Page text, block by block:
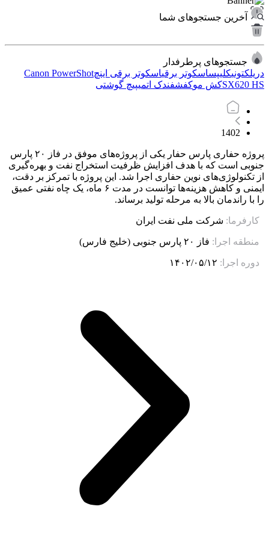
آخرین جستجوهای شما
جستجوهای پرطرفدار
دریلکتونیکلیپساسکوتر برقیاسکوتر برقی اینچCanon PowerShot
SX620 HSکش موکفشفندک اتمیپیچ گوشتی
1402
پروژه حفاری پارس حفار یکی از پروژه‌های موفق در فاز ۲۰ پارس
جنوبی است که با هدف افزایش ظرفیت استخراج نفت و بهره‌گیری
از تکنولوژی‌های نوین حفاری اجرا شد. این پروژه با تمرکز بر دقت،
ایمنی و کاهش هزینه‌ها توانست در مدت ۶ ماه، یک چاه نفتی عمیق
را با راندمان بالا به مرحله تولید برساند.
کارفرما: شرکت ملی نفت ایران
منطقه اجرا: فاز ۲۰ پارس جنوبی (خلیج فارس)
دوره اجرا: